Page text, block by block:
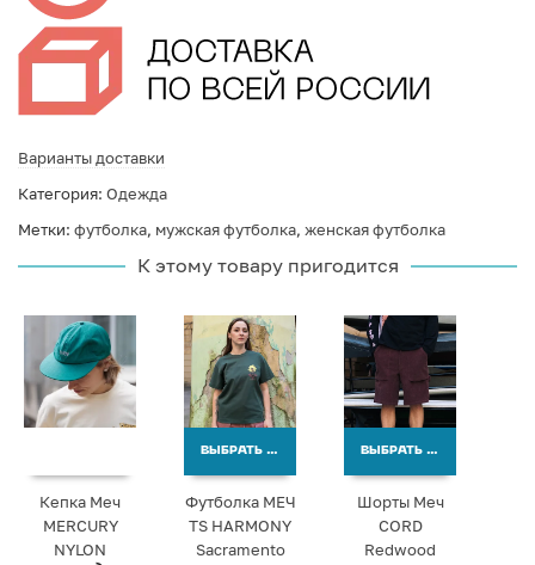
Варианты доставки
Категория: Одежда
Метки: футболка, мужская футболка, женская футболка
К этому товару пригодится
Кепка Меч
MERCURY
NYLON
ВЫБРАТЬ ВАРИАНТЫ
Футболка МЕЧ
TS HARMONY
Sacramento
ВЫБРАТЬ ВАРИАНТЫ
Шорты Меч
CORD
Redwood